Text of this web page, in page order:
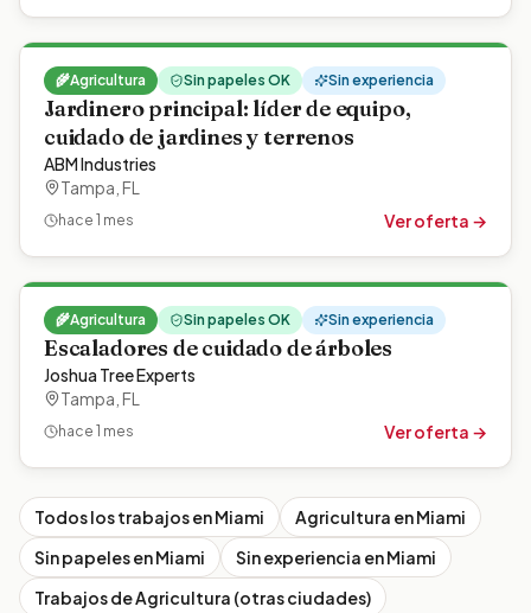
🌾Agricultura Sin papeles OK Sin experiencia
Jardinero principal: líder de equipo,
cuidado de jardines y terrenos
ABM Industries
Tampa FL
hace 1 mes Ver oferta →
🌾Agricultura Sin papeles OK Sin experiencia
Escaladores de cuidado de árboles
Joshua Tree Experts
Tampa FL
hace 1 mes Ver oferta →
Todos los trabajos enMiami Agricultura enMiami
Sin papeles enMiami Sin experiencia enMiami
Trabajos deAgricultura (otras ciudades)